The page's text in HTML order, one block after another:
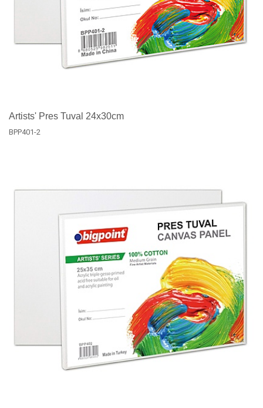
Artists' Pres Tuval 24x30cm
BPP401-2